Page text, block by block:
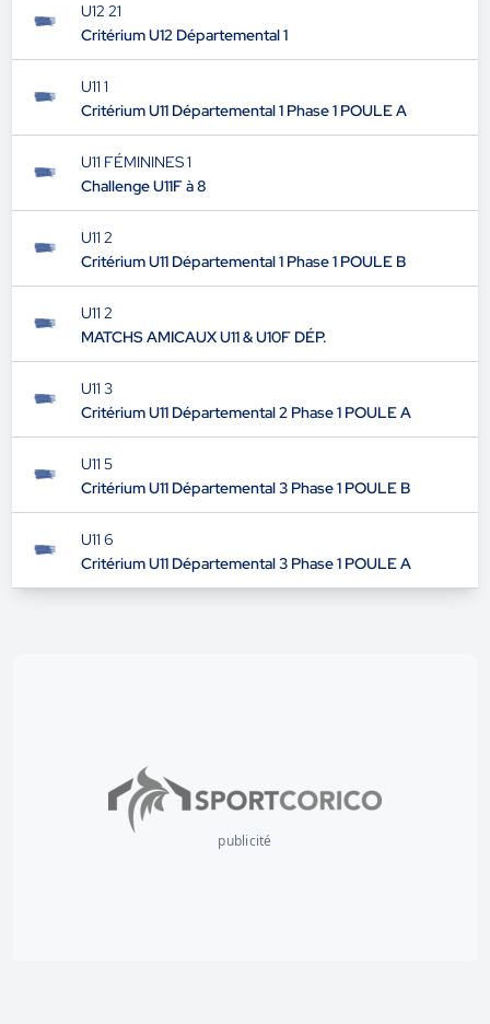
U12 21
Critérium U12 Départemental 1
U11 1
Critérium U11 Départemental 1 Phase 1 POULE A
U11 FÉMININES 1
Challenge U11F à 8
U11 2
Critérium U11 Départemental 1 Phase 1 POULE B
U11 2
MATCHS AMICAUX U11 & U10F DÉP.
U11 3
Critérium U11 Départemental 2 Phase 1 POULE A
U11 5
Critérium U11 Départemental 3 Phase 1 POULE B
U11 6
Critérium U11 Départemental 3 Phase 1 POULE A
publicité